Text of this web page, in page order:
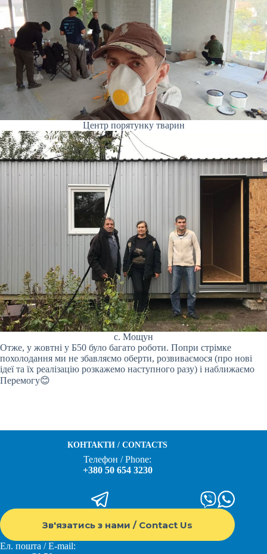
Центр порятунку тварин
с. Мощун
Отже, у жовтні у Б50 було багато роботи. Попри стрімке
похолодання ми не збавляємо оберти, розвиваємося (про нові
ідеї та їх реалізацію розкажемо наступного разу) і наближаємо
Перемогу😊
КОНТАКТИ / CONTACTS
Телефон / Phone:
+380 50 654 3230
Зв'язатись з нами / Contact Us
Ел. пошта / E-mail: